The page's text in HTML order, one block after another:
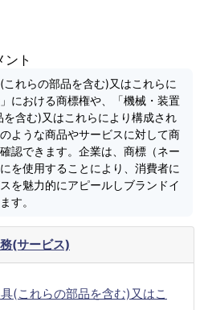
ント
これらの部品を含む)又はこれらに
における商標権や、「機械・装置
含む)又はこれらにより構成され
ような商品やサービスに対して商
認できます。企業は、商標（ネー
を使用することにより、消費者に
を魅力的にアピールしブランドイ
す。
(サービス)
(これらの部品を含む)又はこ